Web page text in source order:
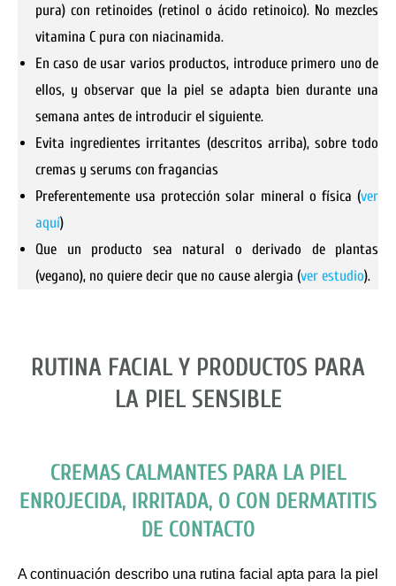
pura) con retinoides (retinol o ácido retinoico). No mezcles
vitamina C pura con niacinamida.
En caso de usar varios productos, introduce primero uno de
ellos, y observar que la piel se adapta bien durante una
semana antes de introducir el siguiente.
Evita ingredientes irritantes (descritos arriba), sobre todo
cremas y serums con fragancias
Preferentemente usa protección solar mineral o física (ver
aquí)
Que un producto sea natural o derivado de plantas
(vegano), no quiere decir que no cause alergia (ver estudio).
RUTINA FACIAL Y PRODUCTOS PARA
LA PIEL SENSIBLE
CREMAS CALMANTES PARA LA PIEL
ENROJECIDA, IRRITADA, O CON DERMATITIS
DE CONTACTO
A continuación describo una rutina facial apta para la piel